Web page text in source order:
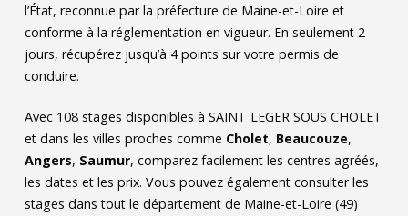
l’État, reconnue par la préfecture de Maine-et-Loire et
conforme à la réglementation en vigueur. En seulement 2
jours, récupérez jusqu’à 4 points sur votre permis de
conduire.
Avec 108stages disponibles à SAINT LEGER SOUS CHOLET
et dans les villes proches comme Cholet, Beaucouze,
Angers, Saumur, comparez facilement les centres agréés,
les dates et les prix. Vous pouvez également consulter les
stages dans tout le département de Maine-et-Loire (49)